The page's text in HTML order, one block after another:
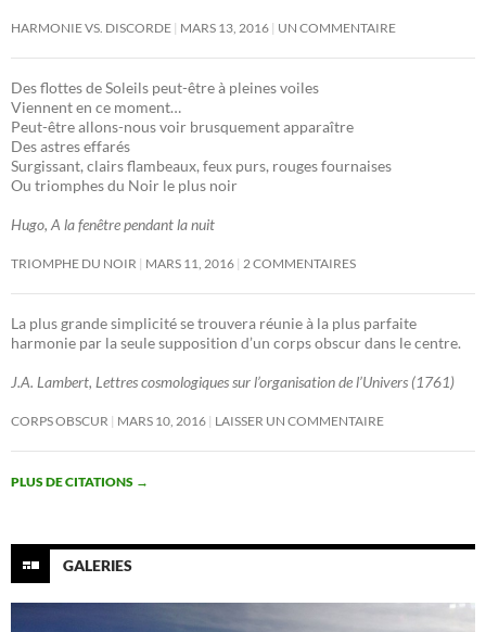
HARMONIE VS. DISCORDE MARS 13, 2016 UN COMMENTAIRE
Des flottes de Soleils peut-être à pleines voiles
Viennent en ce moment…
Peut-être allons-nous voir brusquement apparaître
Des astres effarés
Surgissant, clairs flambeaux, feux purs, rouges fournaises
Ou triomphes du Noir le plus noir
Hugo, A la fenêtre pendant la nuit
TRIOMPHE DU NOIR MARS 11, 2016 2 COMMENTAIRES
La plus grande simplicité se trouvera réunie à la plus parfaite
harmonie par la seule supposition d’un corps obscur dans le centre.
J.A. Lambert, Lettres cosmologiques sur l’organisation de l’Univers (1761)
CORPS OBSCUR MARS 10, 2016 LAISSER UN COMMENTAIRE
PLUS DE CITATIONS →
GALERIES